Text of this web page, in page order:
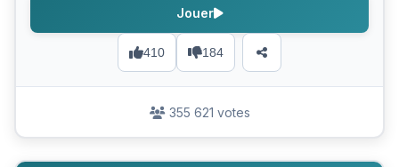
410 184
Jouer
355 621 votes